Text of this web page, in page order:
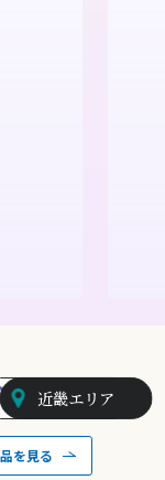
北陸エリア
近畿エリア
を見る